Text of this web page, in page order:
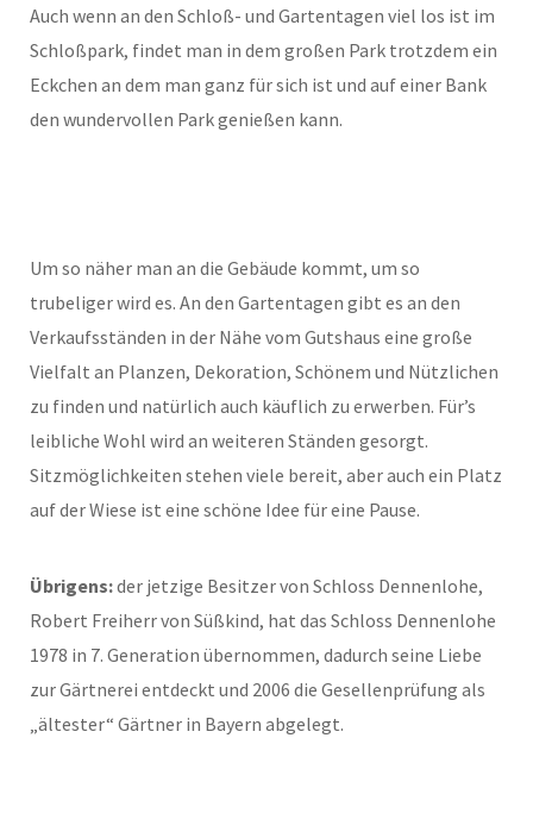
Auch wenn an den Schloß- und Gartentagen viel los ist im
Schloßpark, findet man in dem großen Park trotzdem ein
Eckchen an dem man ganz für sich ist und auf einer Bank
den wundervollen Park genießen kann.
Um so näher man an die Gebäude kommt, um so
trubeliger wird es. An den Gartentagen gibt es an den
Verkaufsständen in der Nähe vom Gutshaus eine große
Vielfalt an Planzen, Dekoration, Schönem und Nützlichen
zu finden und natürlich auch käuflich zu erwerben. Für’s
leibliche Wohl wird an weiteren Ständen gesorgt.
Sitzmöglichkeiten stehen viele bereit, aber auch ein Platz
auf der Wiese ist eine schöne Idee für eine Pause.
Übrigens:der jetzige Besitzer von Schloss Dennenlohe,
Robert Freiherr von Süßkind, hat das Schloss Dennenlohe
1978 in 7. Generation übernommen, dadurch seine Liebe
zur Gärtnerei entdeckt und 2006 die Gesellenprüfung als
„ältester“ Gärtner in Bayern abgelegt.